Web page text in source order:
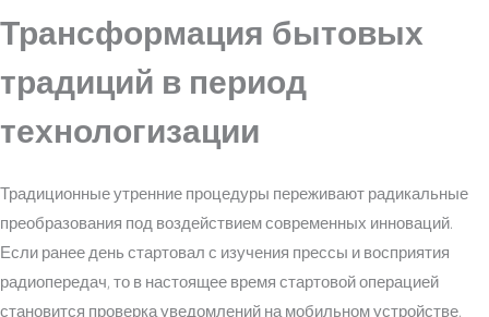
Трансформация бытовых
традиций в период
технологизации
Традиционные утренние процедуры переживают радикальные
преобразования под воздействием современных инноваций.
Если ранее день стартовал с изучения прессы и восприятия
радиопередач, то в настоящее время стартовой операцией